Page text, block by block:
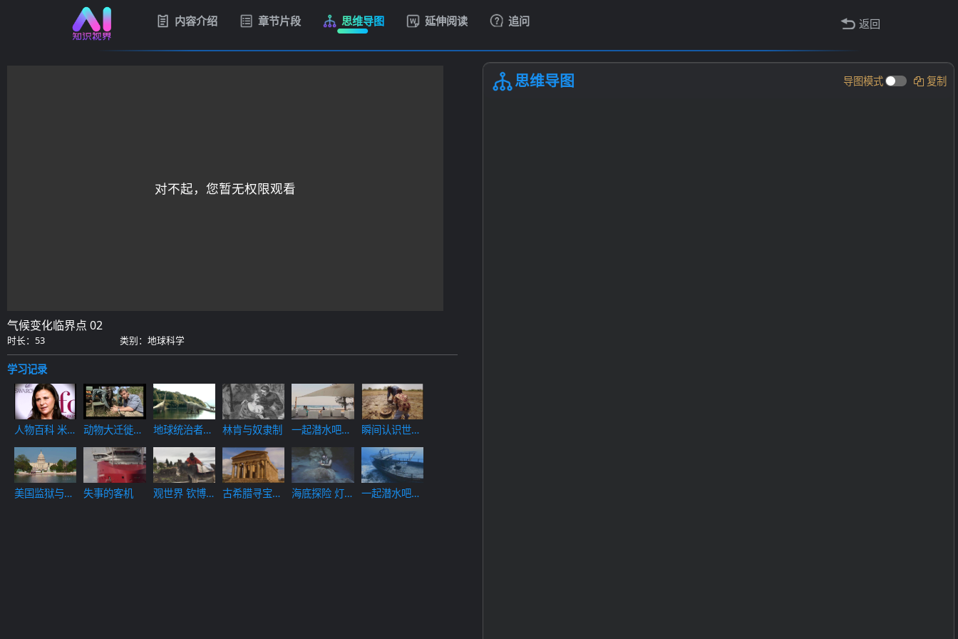
内容介绍 章节片段 思维导图 延伸阅读 追问 返回
对不起，您暂无权限观看
气候变化临界点 02
时长：53 类别：地球科学
学习记录
人物百科 米
动物大迁徙
地球统治者
林肯与奴隶制
一起潜水吧
瞬间认识世界
耍
美国监狱与精
失事的客机
观世界 钦博
古希腊寻宝之
海底探险 灯
一起潜水吧
思维导图 导图模式 复制